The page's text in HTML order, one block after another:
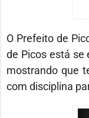
O Prefeito de
de Picos está se
mostrando que
com disciplina